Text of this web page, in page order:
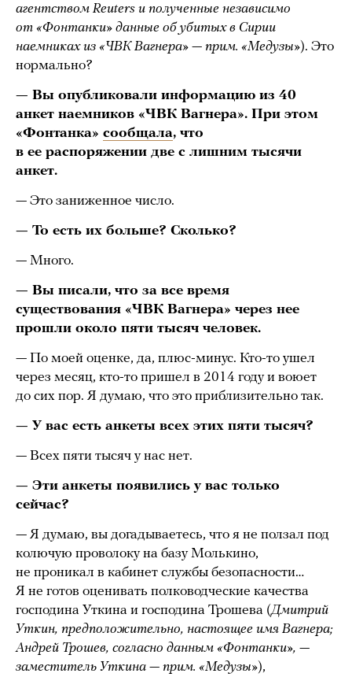
агентством Reuters и полученные независимо
от «Фонтанки» данные об убитых в Сирии
наемниках из «ЧВК Вагнера» — прим. «Медузы»). Это
нормально?
— Вы опубликовали информацию из 40
анкет наемников «ЧВК Вагнера». При этом
«Фонтанка» сообщала, что
в ее распоряжении две с лишним тысячи
анкет.
— Это заниженное число.
— То есть их больше? Сколько?
— Много.
— Вы писали, что за все время
существования «ЧВК Вагнера» через нее
прошли около пяти тысяч человек.
— По моей оценке, да, плюс-минус. Кто-то ушел
через месяц, кто-то пришел в 2014 году и воюет
до сих пор. Я думаю, что это приблизительно так.
— У вас есть анкеты всех этих пяти тысяч?
— Всех пяти тысяч у нас нет.
— Эти анкеты появились у вас только
сейчас?
— Я думаю, вы догадываетесь, что я не ползал под
колючую проволоку на базу Молькино,
не проникал в кабинет службы безопасности…
Я не готов оценивать полководческие качества
господина Уткина и господина Трошева (Дмитрий
Уткин, предположительно, настоящее имя Вагнера;
Андрей Трошев, согласно данным «Фонтанки», —
заместитель Уткина — прим. «Медузы»),